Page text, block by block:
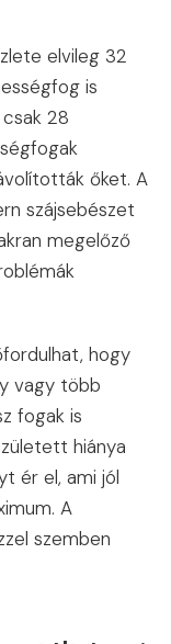
elvileg 32
is
28
őket. A
szájsebészet
megelőző
hogy
vagy több
fogak is
hiánya
ér el, ami jól
A
szemben